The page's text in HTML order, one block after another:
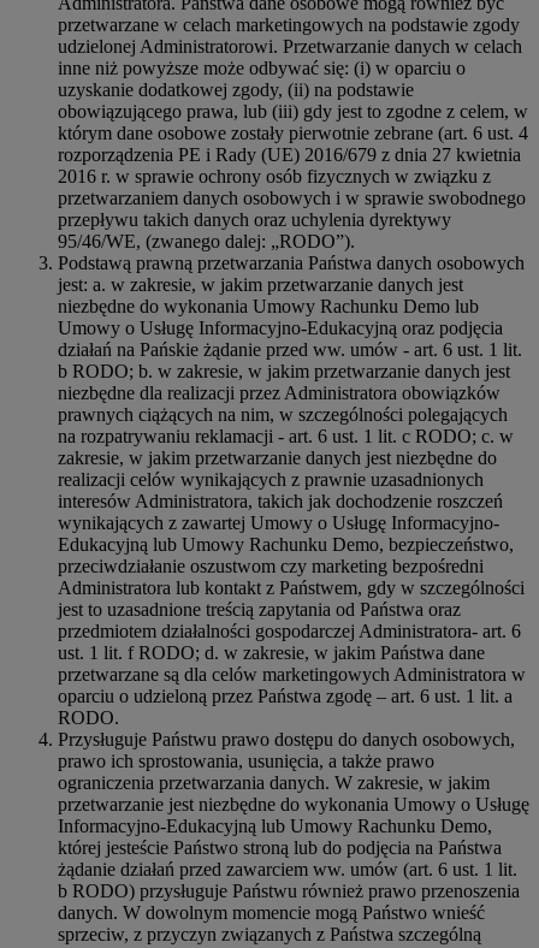
przetwarzane w celach marketingowych na podstawie zgody
udzielonej Administratorowi. Przetwarzanie danych w celach
inne niż powyższe może odbywać się: (i) w oparciu o
uzyskanie dodatkowej zgody, (ii) na podstawie
obowiązującego prawa, lub (iii) gdy jest to zgodne z celem, w
którym dane osobowe zostały pierwotnie zebrane (art. 6 ust. 4
rozporządzenia PE i Rady (UE) 2016/679 z dnia 27 kwietnia
2016 r. w sprawie ochrony osób fizycznych w związku z
przetwarzaniem danych osobowych i w sprawie swobodnego
przepływu takich danych oraz uchylenia dyrektywy
95/46/WE, (zwanego dalej: „RODO”).
Podstawą prawną przetwarzania Państwa danych osobowych
jest: a. w zakresie, w jakim przetwarzanie danych jest
niezbędne do wykonania Umowy Rachunku Demo lub
Umowy o Usługę Informacyjno-Edukacyjną oraz podjęcia
działań na Pańskie żądanie przed ww. umów - art. 6 ust. 1 lit.
b RODO; b. w zakresie, w jakim przetwarzanie danych jest
niezbędne dla realizacji przez Administratora obowiązków
prawnych ciążących na nim, w szczególności polegających
na rozpatrywaniu reklamacji - art. 6 ust. 1 lit. c RODO; c. w
zakresie, w jakim przetwarzanie danych jest niezbędne do
realizacji celów wynikających z prawnie uzasadnionych
interesów Administratora, takich jak dochodzenie roszczeń
wynikających z zawartej Umowy o Usługę Informacyjno-
Edukacyjną lub Umowy Rachunku Demo, bezpieczeństwo,
przeciwdziałanie oszustwom czy marketing bezpośredni
Administratora lub kontakt z Państwem, gdy w szczególności
jest to uzasadnione treścią zapytania od Państwa oraz
przedmiotem działalności gospodarczej Administratora- art. 6
ust. 1 lit. f RODO; d. w zakresie, w jakim Państwa dane
przetwarzane są dla celów marketingowych Administratora w
oparciu o udzieloną przez Państwa zgodę – art. 6 ust. 1 lit. a
RODO.
Przysługuje Państwu prawo dostępu do danych osobowych,
prawo ich sprostowania, usunięcia, a także prawo
ograniczenia przetwarzania danych. W zakresie, w jakim
przetwarzanie jest niezbędne do wykonania Umowy o Usługę
Informacyjno-Edukacyjną lub Umowy Rachunku Demo,
której jesteście Państwo stroną lub do podjęcia na Państwa
żądanie działań przed zawarciem ww. umów (art. 6 ust. 1 lit.
b RODO) przysługuje Państwu również prawo przenoszenia
danych. W dowolnym momencie mogą Państwo wnieść
sprzeciw, z przyczyn związanych z Państwa szczególną